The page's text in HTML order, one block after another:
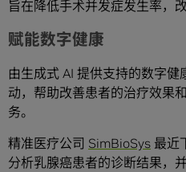
旨在降低手术并发症发生率，
赋能数字健康
由生成式 AI 提供支持的数字
动，帮助改善患者的治疗效果
务。
精准医疗公司 SimBioSys 最近
分析乳腺癌患者的诊断结果，